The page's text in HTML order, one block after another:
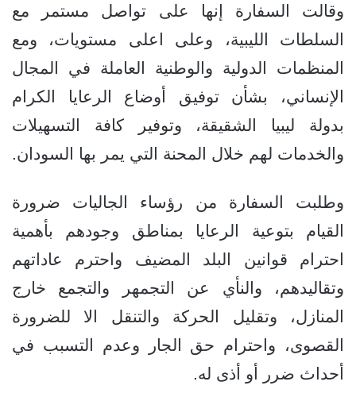
وقالت السفارة إنها على تواصل مستمر مع
السلطات الليبية، وعلى اعلى مستويات، ومع
المنظمات الدولية والوطنية العاملة في المجال
الإنساني، بشأن توفيق أوضاع الرعايا الكرام
بدولة ليبيا الشقيقة، وتوفير كافة التسهيلات
والخدمات لهم خلال المحنة التي يمر بها السودان.
وطلبت السفارة من رؤساء الجاليات ضرورة
القيام بتوعية الرعايا بمناطق وجودهم بأهمية
احترام قوانين البلد المضيف واحترم عاداتهم
وتقاليدهم، والنأي عن التجمهر والتجمع خارج
المنازل، وتقليل الحركة والتنقل الا للضرورة
القصوى، واحترام حق الجار وعدم التسبب في
أحداث ضرر أو أذى له.